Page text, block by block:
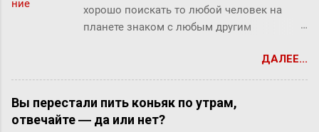
хорошо поискать то любой человек на
планете знаком с любым другим
людьми. Этот как бы закон, разумеется, не
доказан, но есть предположение что он
Закон вполне отражает концепцию
"маленького мира", который продолжает
ДАЛЕЕ...
Вы перестали пить коньяк по утрам,
отвечайте ― да или нет?